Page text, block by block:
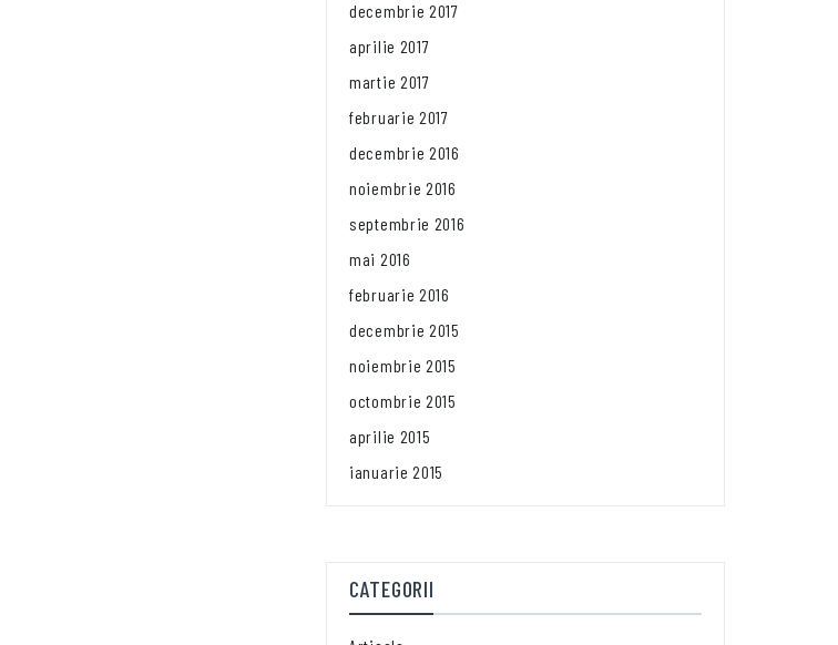
decembrie 2017
aprilie 2017
martie 2017
februarie 2017
decembrie 2016
noiembrie 2016
septembrie 2016
mai 2016
februarie 2016
decembrie 2015
noiembrie 2015
octombrie 2015
aprilie 2015
ianuarie 2015
CATEGORII